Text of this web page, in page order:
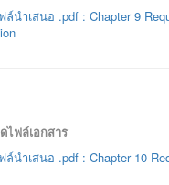
ล์นำเสนอ .pdf : Chapter 9
ไฟล์เอกสาร
ล์นำเสนอ .pdf : Chapter 10